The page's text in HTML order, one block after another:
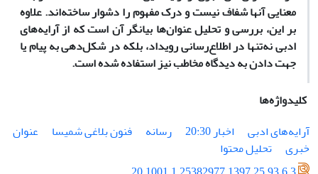
معنایی آنها شفاف نیست و درک مفهوم را دشوار ساخته‌اند. علاوه
بر این، بررسی و تحلیل عنوان‌ها بیانگر آن است که از آرایه‌های
ادبی نه‌تنها در اطلاع‌رسانی رویداد، بلکه در شکل‌دهی به پیام یا
جهت دادن به دیدگاه مخاطب نیز استفاده شده است.
کلیدواژه‌ها
آرایه‌های ادبی
اخبار 20:30 رسانه فنون بلاغی شمیسا
عنوان
خبری
تحلیل محتوا